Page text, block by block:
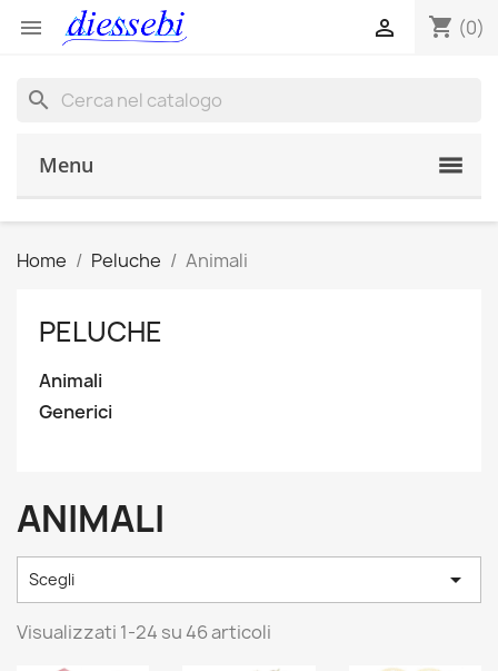
 shopping_cart (0)

search
Menu
Home Peluche Animali
PELUCHE
Animali
Generici
ANIMALI
Scegli 
Visualizzati 1-24 su 46 articoli